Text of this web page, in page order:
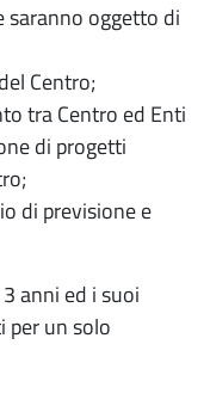
saranno oggetto di
Centro;
tra Centro ed Enti
di progetti
di previsione e
anni ed i suoi
per un solo